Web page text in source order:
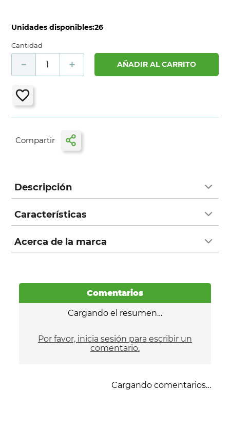
Unidades disponibles:26
Cantidad
＋
－ AÑADIR AL CARRITO
Descripción
Características
Acerca de la marca
Comentarios
Cargando el resumen…
Por favor, inicia sesión para escribir un
comentario.
Cargando comentarios…